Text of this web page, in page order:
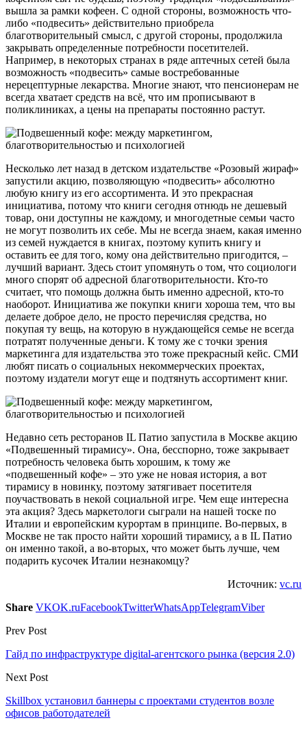
вышла за рамки кофеен. С одной стороны, возможность что-
либо «подвесить» действительно приобрела
благотворительный смысл, с другой стороны, продолжила
закрывать определенные потребности посетителей.
Например, в некоторых странах в ряде аптечных сетей была
возможность «подвесить» самые востребованные
нерецептурные лекарства. Многие знают, что пенсионерам не
всегда хватает средств на всё, что им прописывают в
поликлиниках, а цены на препараты постоянно растут.
Несколько лет назад в детском издательстве «Розовый жираф»
запустили акцию, позволяющую «подвесить» абсолютно
любую книгу из его ассортимента. И это прекрасная
инициатива, потому что книги сегодня отнюдь не дешевый
товар, они доступны не каждому, и многодетные семьи часто
не могут позволить их себе. Мы не всегда знаем, какая именно
из семей нуждается в книгах, поэтому купить книгу и
оставить ее для того, кому она действительно пригодится, –
лучший вариант. Здесь стоит упомянуть о том, что социологи
много спорят об адресной благотворительности. Кто-то
считает, что помощь должна быть именно адресной, кто-то
наоборот. Инициатива же покупки книги хороша тем, что вы
делаете доброе дело, не просто перечисляя средства, но
покупая ту вещь, на которую в нуждающейся семье не всегда
потратят полученные деньги. К тому же с точки зрения
маркетинга для издательства это тоже прекрасный кейс. СМИ
любят писать о социальных некоммерческих проектах,
поэтому издатели могут еще и подтянуть ассортимент книг.
Недавно сеть ресторанов IL Патио запустила в Москве акцию
«Подвешенный тирамису». Она, бесспорно, тоже закрывает
потребность человека быть хорошим, к тому же
«подвешенный кофе» – это уже не новая история, а вот
тирамису в новинку, поэтому затягивает посетителя
поучаствовать в некой социальной игре. Чем еще интересна
эта акция? Здесь маркетологи сыграли на нашей тоске по
Италии и европейским курортам в принципе. Во-первых, в
Москве не так просто найти хороший тирамису, а в IL Патио
он именно такой, а во-вторых, что может быть лучше, чем
подарить кусочек Италии незнакомцу?
Источник: vc.ru
Share VKOK.ruFacebookTwitterWhatsAppTelegramViber
Prev Post
Гайд по инфраструктуре digital-агентского рынка (версия 2.0)
Next Post
Skillbox установил баннеры с проектами студентов возле
офисов работодателей